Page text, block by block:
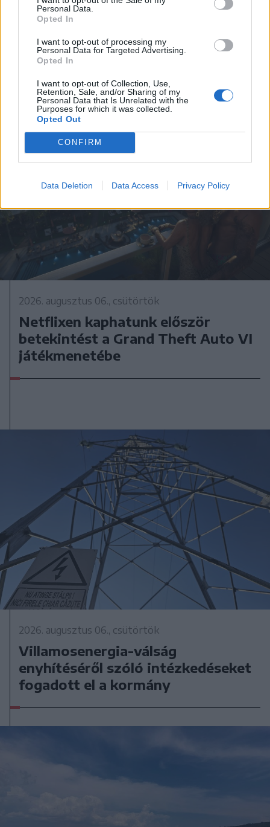
Personal Data.
Opted In
I want to opt-out of processing my
Personal Data for Targeted Advertising.
Opted In
I want to opt-out of Collection, Use,
Retention, Sale, and/or Sharing of my
Personal Data that Is Unrelated with the
Purposes for which it was collected.
Opted Out
CONFIRM
Data Deletion Data Access Privacy Policy
A rovat további cikkei
2026. augusztus 06., csütörtök
Netflixen kaphatunk először
betekintést a Grand Theft Auto VI
játékmenetébe
2026. augusztus 06., csütörtök
Villamosenergia-válság
enyhítéséről szóló intézkedéseket
fogadott el a kormány